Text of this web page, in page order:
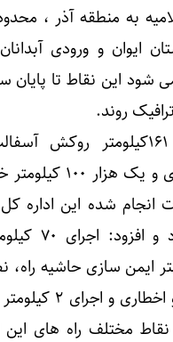
به منطقه آذر ،
ایوان و ورودی
این نقاط تا پایان
روند.
کیلومتر لکه گیری و یک
انجام شده این اداره
جاری عنوان
کیلومتر ایمن سازی حاشیه
هزار و ۷۷۵ تابلو
مختلف راه های این